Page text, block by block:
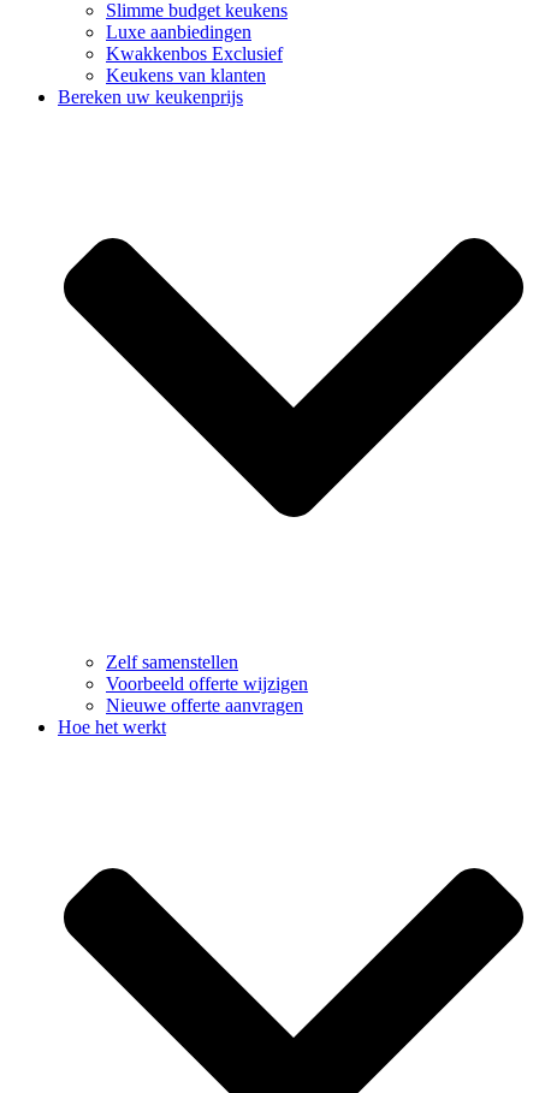
Slimme budget keukens
Luxe aanbiedingen
Kwakkenbos Exclusief
Keukens van klanten
Bereken uw keukenprijs
Zelf samenstellen
Voorbeeld offerte wijzigen
Nieuwe offerte aanvragen
Hoe het werkt